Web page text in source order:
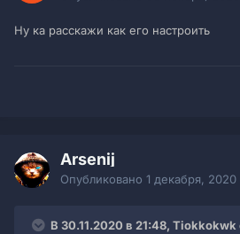
Ну ка расскажи как его настроить
Arsenij
Опубликовано 1 декабря, 2020
В 30.11.2020 в 21:48, Tiokkokwk